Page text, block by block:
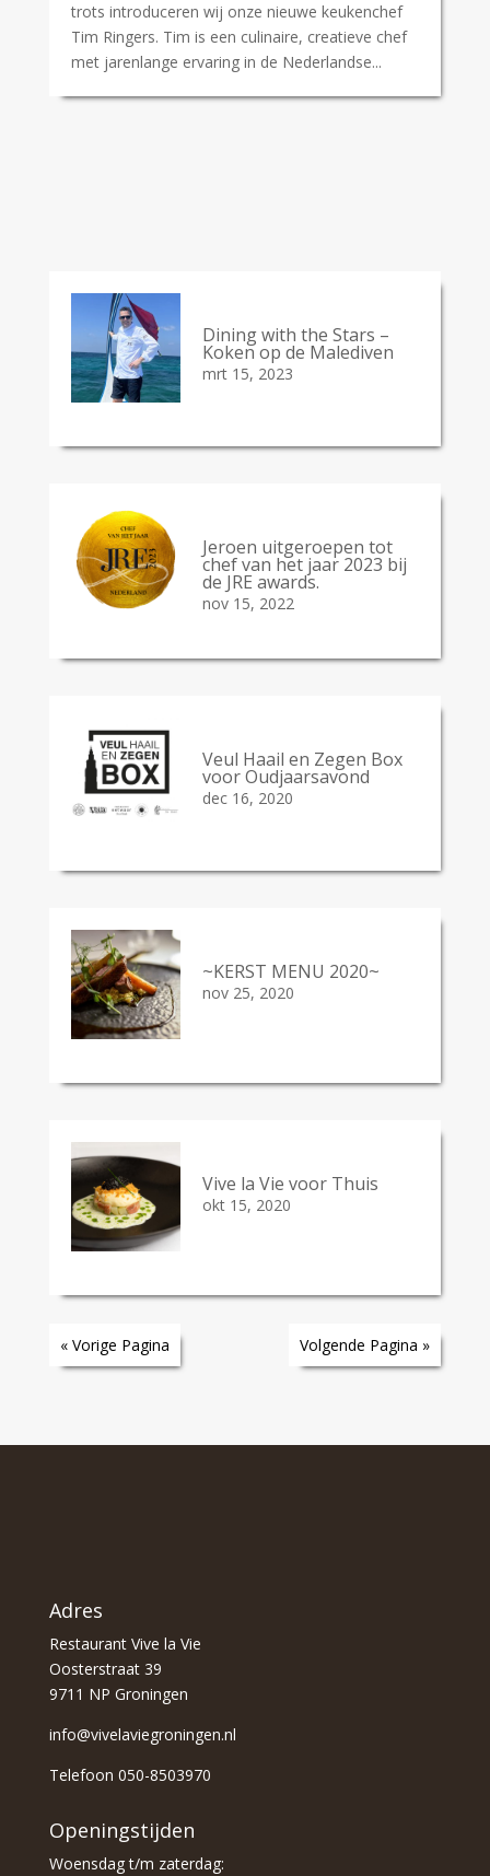
trots introduceren wij onze nieuwe keukenchef
Tim Ringers. Tim is een culinaire, creatieve chef
met jarenlange ervaring in de Nederlandse...
Dining with the Stars –
Koken op de Malediven
mrt 15, 2023
Jeroen uitgeroepen tot
chef van het jaar 2023 bij
de JRE awards.
nov 15, 2022
Veul Haail en Zegen Box
voor Oudjaarsavond
dec 16, 2020
~KERST MENU 2020~
nov 25, 2020
Vive la Vie voor Thuis
okt 15, 2020
« Vorige Pagina Volgende Pagina »
Adres
Restaurant Vive la Vie
Oosterstraat 39
9711 NP Groningen
info@vivelaviegroningen.nl
Telefoon 050-8503970
Openingstijden
Woensdag t/m zaterdag: